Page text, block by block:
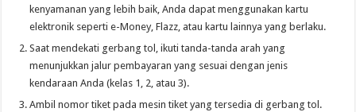
kenyamanan yang lebih baik, Anda dapat menggunakan kartu
elektronik seperti e-Money, Flazz, atau kartu lainnya yang berlaku.
Saat mendekati gerbang tol, ikuti tanda-tanda arah yang
menunjukkan jalur pembayaran yang sesuai dengan jenis
kendaraan Anda (kelas 1, 2, atau 3).
Ambil nomor tiket pada mesin tiket yang tersedia di gerbang tol.